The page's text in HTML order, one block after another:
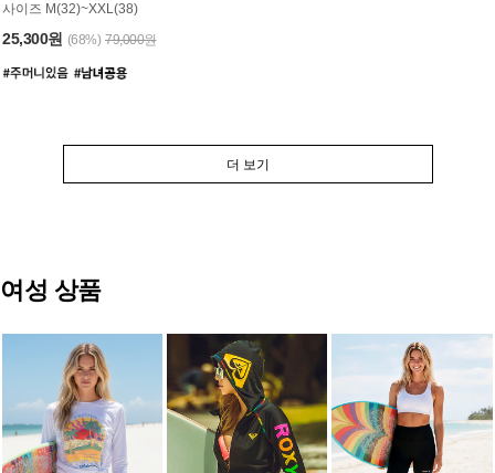
사이즈 M(32)~XXL(38)
25,300원 (68%) 79,000원
더 보기
여성 상품